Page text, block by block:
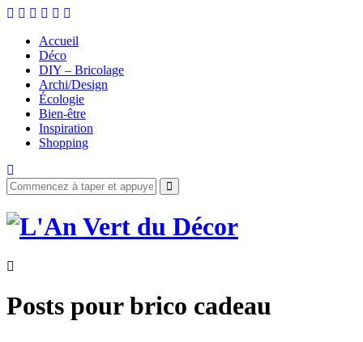
Accueil
Déco
DIY – Bricolage
Archi/Design
Écologie
Bien-être
Inspiration
Shopping
Posts pourbrico cadeau